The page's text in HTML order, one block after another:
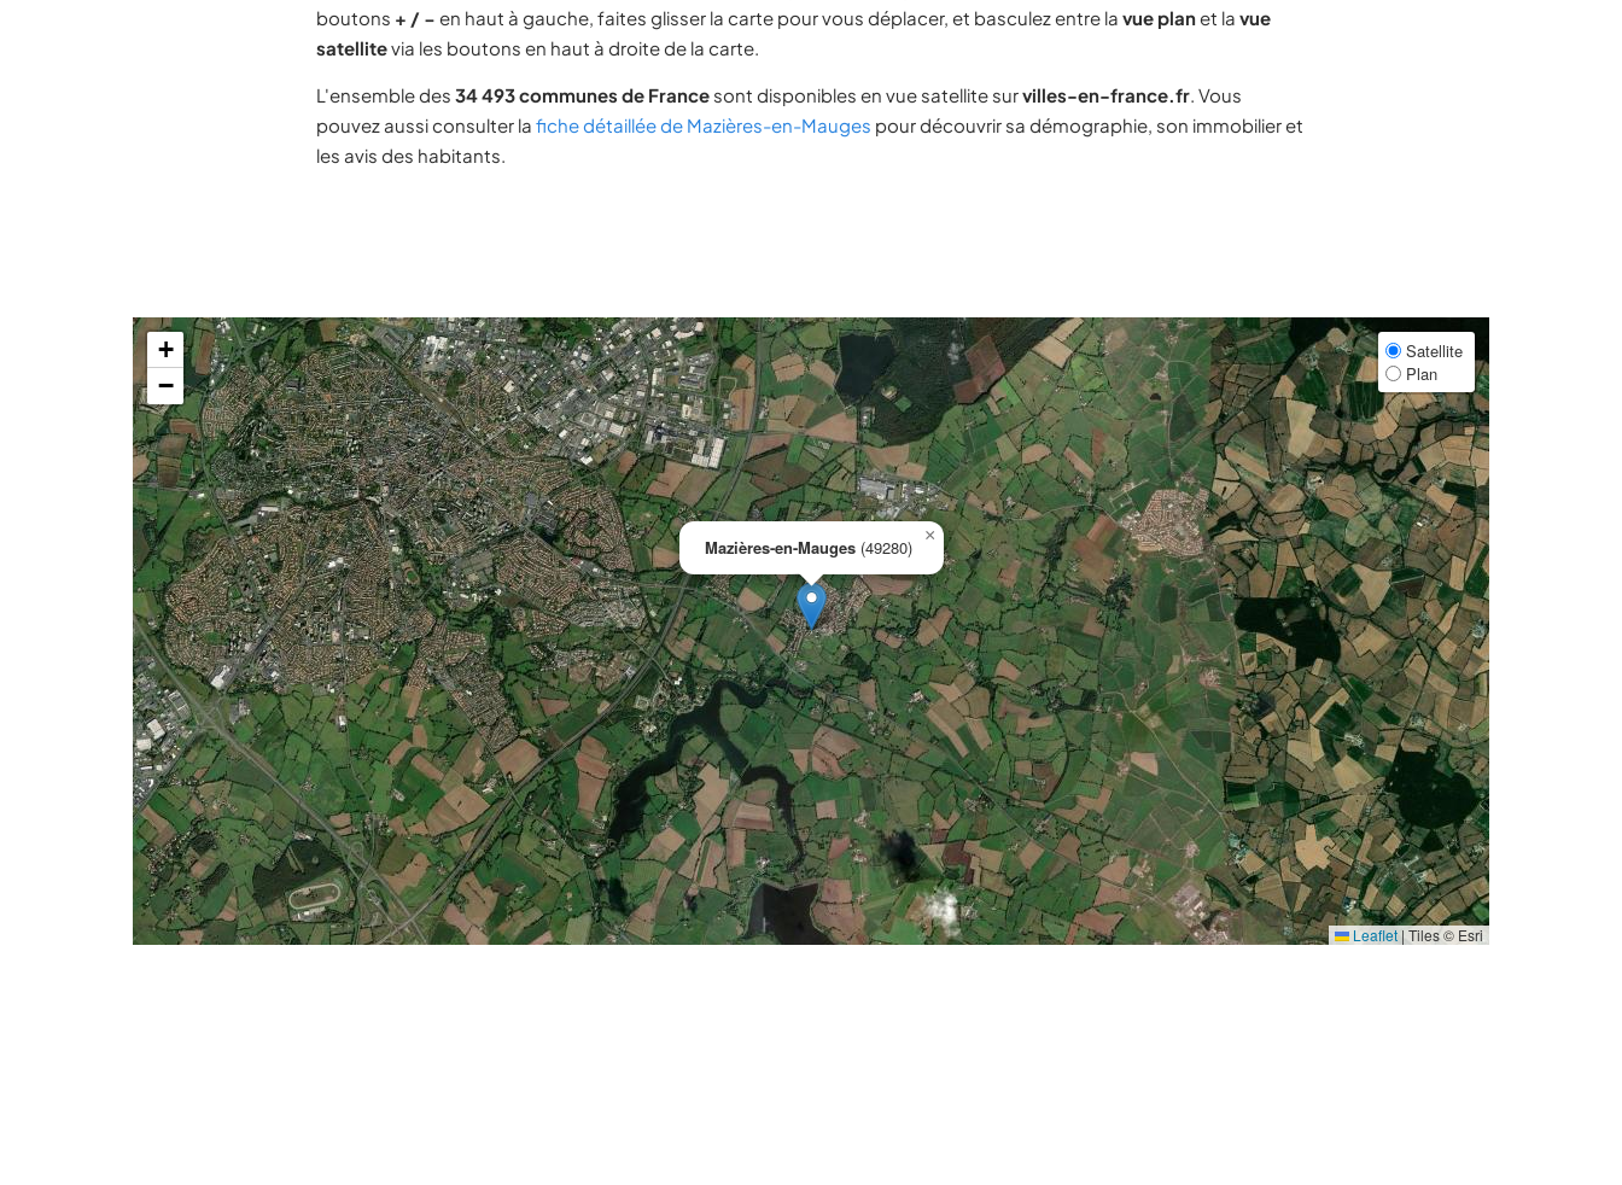
boutons + / − en haut à gauche, faites glisser la carte pour vous déplacer, et basculez entre la vue planet la vue
satellitevia les boutons en haut à droite de la carte.
L'ensemble des 34 493 communes de France sont disponibles en vue satellite survilles-en-france.fr. Vous
pouvez aussi consulter la fiche détaillée de Mazières-en-Mauges pour découvrir sa démographie, son immobilier et
les avis des habitants.
Mazières-en-Mauges (49280)
×
+
−
Satellite
Plan
Leaflet | Tiles © Esri